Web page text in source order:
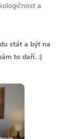
a
stát a být na
to daří. :)